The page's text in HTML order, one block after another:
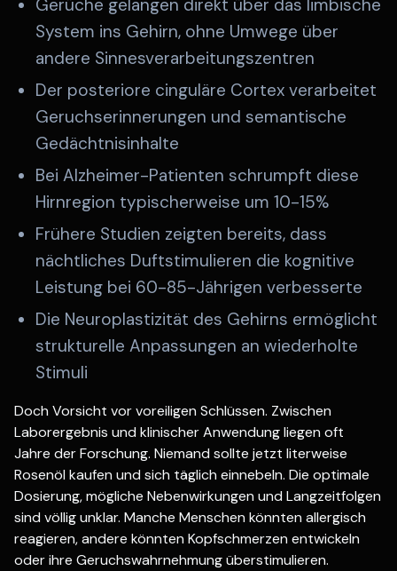
Gerüche gelangen direkt über das limbische
System ins Gehirn, ohne Umwege über
andere Sinnesverarbeitungszentren
Der posteriore cinguläre Cortex verarbeitet
Geruchserinnerungen und semantische
Gedächtnisinhalte
Bei Alzheimer-Patienten schrumpft diese
Hirnregion typischerweise um 10-15%
Frühere Studien zeigten bereits, dass
nächtliches Duftstimulieren die kognitive
Leistung bei 60-85-Jährigen verbesserte
Die Neuroplastizität des Gehirns ermöglicht
strukturelle Anpassungen an wiederholte
Stimuli
Doch Vorsicht vor voreiligen Schlüssen. Zwischen
Laborergebnis und klinischer Anwendung liegen oft
Jahre der Forschung. Niemand sollte jetzt literweise
Rosenöl kaufen und sich täglich einnebeln. Die optimale
Dosierung, mögliche Nebenwirkungen und Langzeitfolgen
sind völlig unklar. Manche Menschen könnten allergisch
reagieren, andere könnten Kopfschmerzen entwickeln
oder ihre Geruchswahrnehmung überstimulieren.